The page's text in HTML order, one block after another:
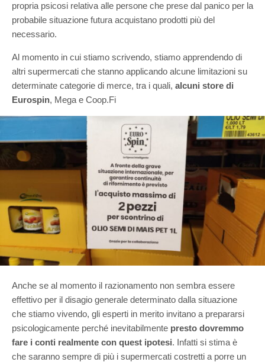
propria psicosi relativa alle persone che prese dal panico per la
probabile situazione futura acquistano prodotti più del
necessario.
Al momento in cui stiamo scrivendo, stiamo apprendendo di
altri supermercati che stanno applicando alcune limitazioni su
determinate categorie di merce, tra i quali, alcuni store di
Eurospin, Mega e Coop.Fi
Anche se al momento il razionamento non sembra essere
effettivo per il disagio generale determinato dalla situazione
che stiamo vivendo, gli esperti in merito invitano a prepararsi
psicologicamente perché inevitabilmente presto dovremmo
fare i conti realmente con quest ipotesi. Infatti si stima è
che saranno sempre di più i supermercati costretti a porre un